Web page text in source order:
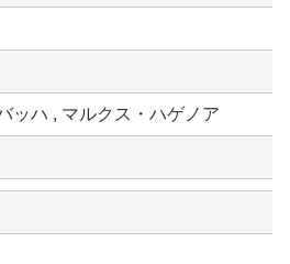
ッハ , マルクス・ハゲノア